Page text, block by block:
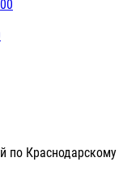
по Краснодарскому